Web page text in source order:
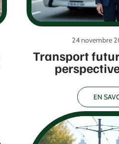
Transport
24 novembre
EN